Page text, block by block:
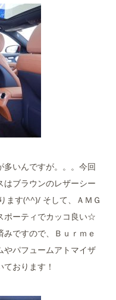
いんですが。。。今回
はブラウンのレザーシー
ます(^^)/ そして、ＡＭＧ
ポーティでカッコ良い☆
ですので、Ｂｕｒｍｅ
やパフュームアトマイザ
おります！